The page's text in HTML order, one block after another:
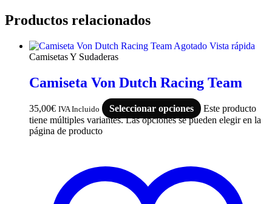
Productos relacionados
Agotado Vista rápida
Camisetas Y Sudaderas
Camiseta Von Dutch Racing Team
35,00€ IVA Incluido Seleccionar opciones
Este producto
tiene múltiples variantes. Las opciones se pueden elegir en la
página de producto